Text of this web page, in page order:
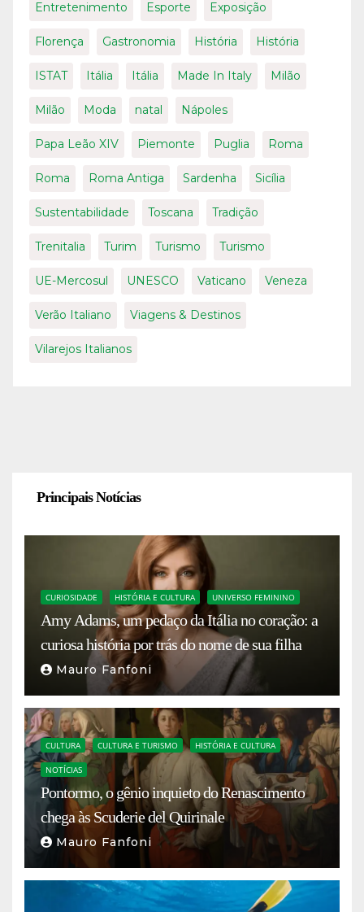
Entretenimento Esporte Exposição
Florença Gastronomia História História
ISTAT Itália Itália Made In Italy Milão
Milão Moda natal Nápoles
Papa Leão XIV Piemonte Puglia Roma
Roma Roma Antiga Sardenha Sicília
Sustentabilidade Toscana Tradição
Trenitalia Turim Turismo Turismo
UE-Mercosul UNESCO Vaticano Veneza
Verão Italiano Viagens & Destinos
Vilarejos Italianos
Principais Notícias
CURIOSIDADE HISTÓRIA E CULTURA UNIVERSO FEMININO
Amy Adams, um pedaço da Itália no coração: a
curiosa história por trás do nome de sua filha
Mauro Fanfoni
CULTURA CULTURA E TURISMO HISTÓRIA E CULTURA
NOTÍCIAS
Pontormo, o gênio inquieto do Renascimento
chega às Scuderie del Quirinale
Mauro Fanfoni